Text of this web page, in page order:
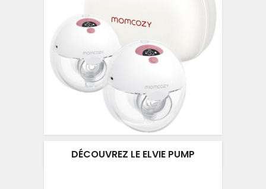
DÉCOUVREZ LE ELVIE PUMP